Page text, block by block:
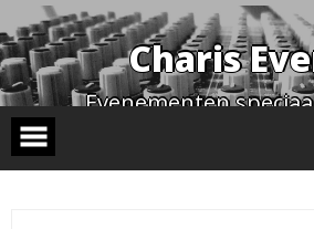
Charis
Evenementen